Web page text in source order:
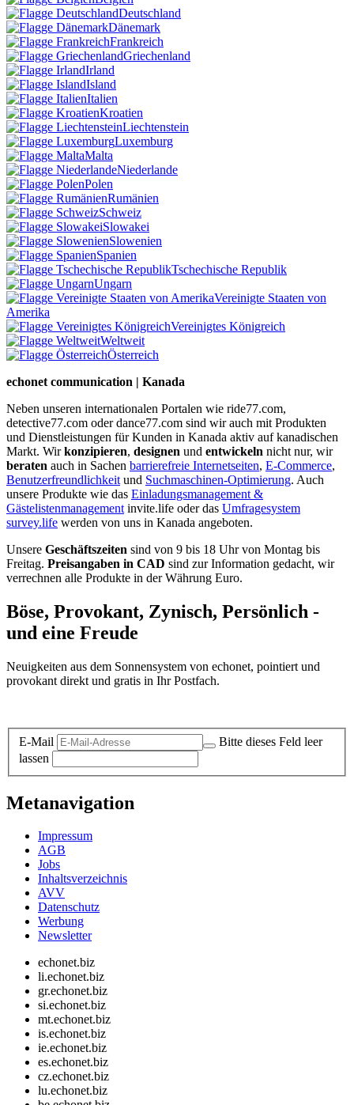
Deutschland
Dänemark
Frankreich
Griechenland
Irland
Island
Italien
Kroatien
Liechtenstein
Luxemburg
Malta
Niederlande
Polen
Rumänien
Schweiz
Slowakei
Slowenien
Spanien
Tschechische Republik
Ungarn
Vereinigte Staaten von
Amerika
Vereinigtes Königreich
Weltweit
Österreich
echonet communication | Kanada
Neben unseren internationalen Portalen wie ride77.com,
detective77.com oder dance77.com sind wir auch mit Produkten
und Dienstleistungen für Kunden in Kanada aktiv auf kanadischen
Markt. Wirkonzipieren, designen und entwickeln nicht nur, wir
beraten auch in Sachen barrierefreie Internetseiten, E-Commerce,
Benutzerfreundlichkeit und Suchmaschinen-Optimierung. Auch
unsere Produkte wie das Einladungsmanagement &
Gästelistenmanagement invite.life oder das Umfragesystem
survey.life werden von uns in Kanada angeboten.
Unsere Geschäftszeiten sind von 9 bis 18 Uhr von Montag bis
Freitag. Preisangaben in CAD sind zur Information gedacht, wir
verrechnen alle Produkte in der Währung Euro.
Böse, Provokant, Zynisch, Persönlich -
und eine Freude
Neuigkeiten aus dem Sonnensystem von echonet, pointiert und
provokant direkt und gratis in Ihr Postfach.
E-Mail
Bitte dieses Feld leer
lassen
Metanavigation
Impressum
AGB
Jobs
Inhaltsverzeichnis
AVV
Datenschutz
Werbung
Newsletter
echonet.biz
li.echonet.biz
gr.echonet.biz
si.echonet.biz
mt.echonet.biz
is.echonet.biz
ie.echonet.biz
es.echonet.biz
cz.echonet.biz
lu.echonet.biz